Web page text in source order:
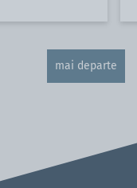
mai departe